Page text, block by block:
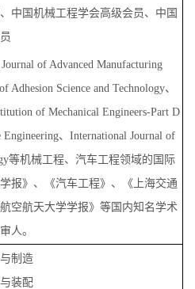
中国机械工程学会高级会员、中国
of Advanced Manufacturing
Adhesion Science and Technology、
of Mechanical Engineers-Part D
、International Journal of
等机械工程、汽车工程领域的国际
报》、《汽车工程》、《上海交通
空航天大学学报》等国内知名学术
人。
制造
装配